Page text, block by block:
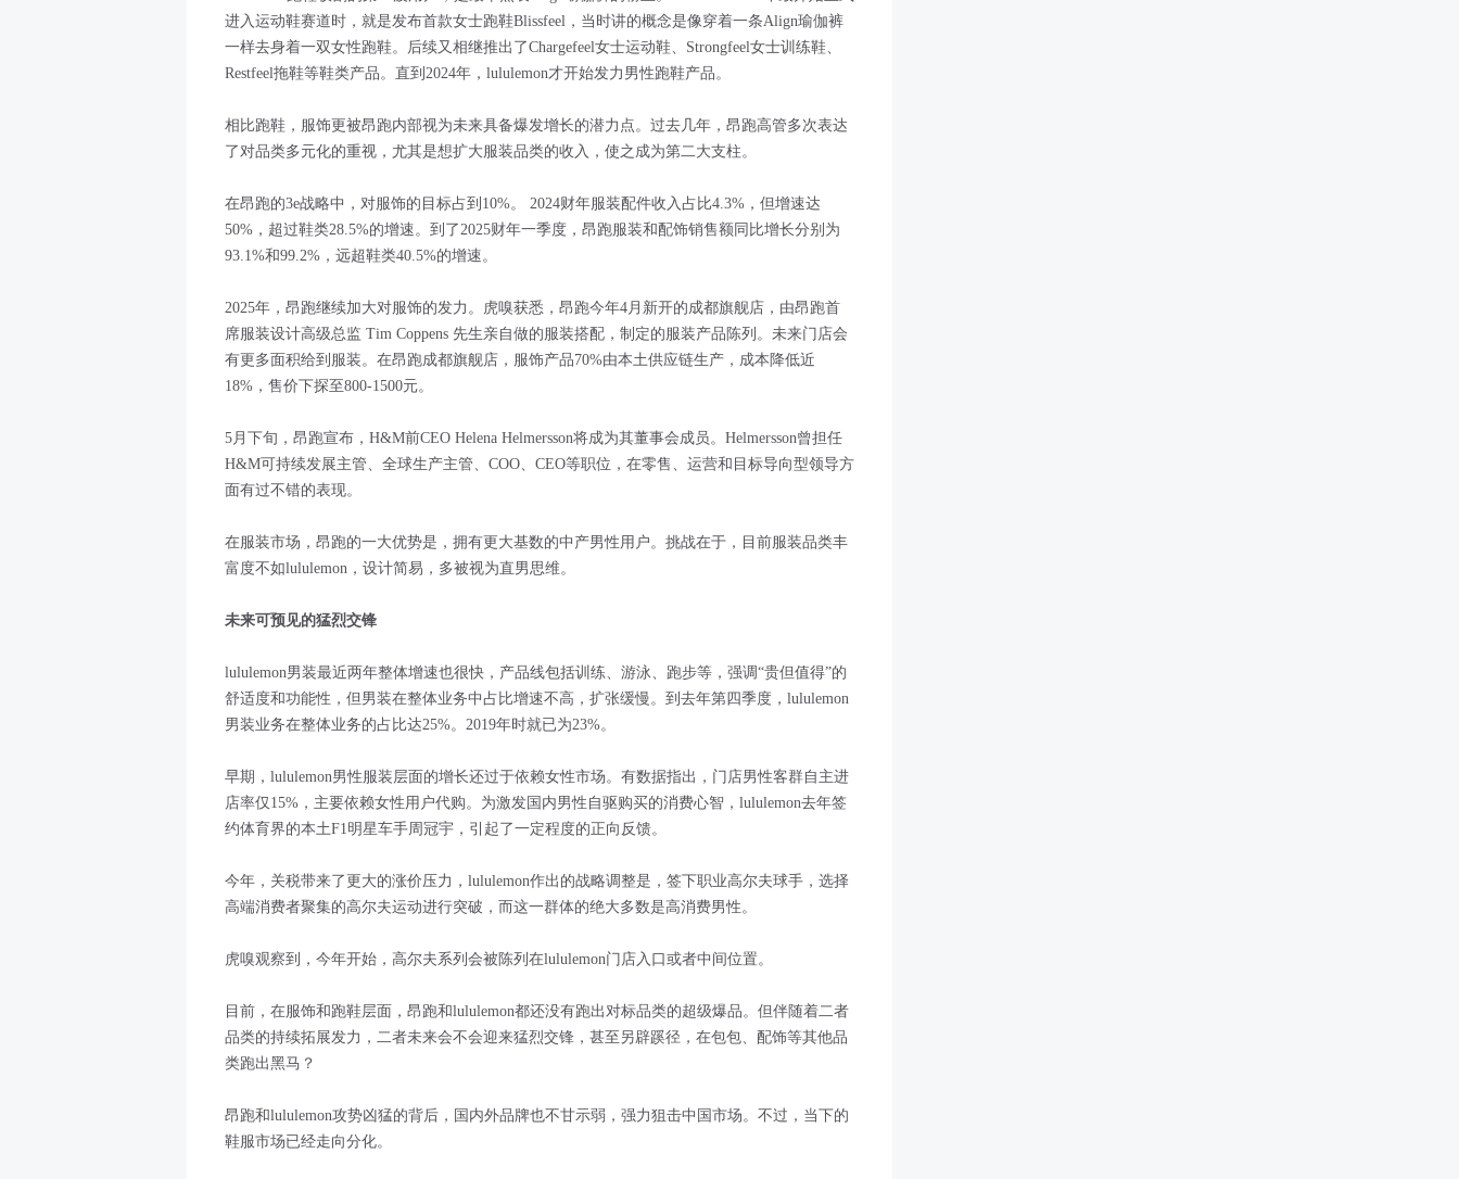
进入运动鞋赛道时，就是发布首款女士跑鞋Blissfeel，当时讲的概念是像穿着一条Align瑜伽裤
一样去身着一双女性跑鞋。后续又相继推出了Chargefeel女士运动鞋、Strongfeel女士训练鞋、
Restfeel拖鞋等鞋类产品。直到2024年，lululemon才开始发力男性跑鞋产品。
相比跑鞋，服饰更被昂跑内部视为未来具备爆发增长的潜力点。过去几年，昂跑高管多次表达
了对品类多元化的重视，尤其是想扩大服装品类的收入，使之成为第二大支柱。
在昂跑的3e战略中，对服饰的目标占到10%。 2024财年服装配件收入占比4.3%，但增速达
50%，超过鞋类28.5%的增速。到了2025财年一季度，昂跑服装和配饰销售额同比增长分别为
93.1%和99.2%，远超鞋类40.5%的增速。
2025年，昂跑继续加大对服饰的发力。虎嗅获悉，昂跑今年4月新开的成都旗舰店，由昂跑首
席服装设计高级总监 Tim Coppens 先生亲自做的服装搭配，制定的服装产品陈列。未来门店会
有更多面积给到服装。在昂跑成都旗舰店，服饰产品70%由本土供应链生产，成本降低近
18%，售价下探至800-1500元。
5月下旬，昂跑宣布，H&M前CEO Helena Helmersson将成为其董事会成员。Helmersson曾担任
H&M可持续发展主管、全球生产主管、COO、CEO等职位，在零售、运营和目标导向型领导方
面有过不错的表现。
在服装市场，昂跑的一大优势是，拥有更大基数的中产男性用户。挑战在于，目前服装品类丰
富度不如lululemon，设计简易，多被视为直男思维。
未来可预见的猛烈交锋
lululemon男装最近两年整体增速也很快，产品线包括训练、游泳、跑步等，强调“贵但值得”的
舒适度和功能性，但男装在整体业务中占比增速不高，扩张缓慢。到去年第四季度，lululemon
男装业务在整体业务的占比达25%。2019年时就已为23%。
早期，lululemon男性服装层面的增长还过于依赖女性市场。有数据指出，门店男性客群自主进
店率仅15%，主要依赖女性用户代购。为激发国内男性自驱购买的消费心智，lululemon去年签
约体育界的本土F1明星车手周冠宇，引起了一定程度的正向反馈。
今年，关税带来了更大的涨价压力，lululemon作出的战略调整是，签下职业高尔夫球手，选择
高端消费者聚集的高尔夫运动进行突破，而这一群体的绝大多数是高消费男性。
虎嗅观察到，今年开始，高尔夫系列会被陈列在lululemon门店入口或者中间位置。
目前，在服饰和跑鞋层面，昂跑和lululemon都还没有跑出对标品类的超级爆品。但伴随着二者
品类的持续拓展发力，二者未来会不会迎来猛烈交锋，甚至另辟蹊径，在包包、配饰等其他品
类跑出黑马？
昂跑和lululemon攻势凶猛的背后，国内外品牌也不甘示弱，强力狙击中国市场。不过，当下的
鞋服市场已经走向分化。